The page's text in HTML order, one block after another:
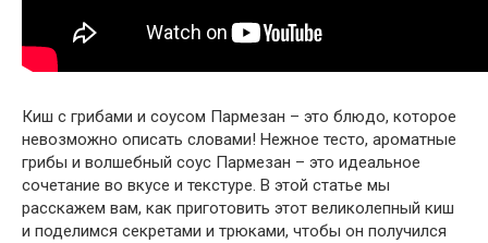
Киш с грибами и соусом Пармезан – это блюдо, которое
невозможно описать словами! Нежное тесто, ароматные
грибы и волшебный соус Пармезан – это идеальное
сочетание во вкусе и текстуре. В этой статье мы
расскажем вам, как приготовить этот великолепный киш
и поделимся секретами и трюками, чтобы он получился